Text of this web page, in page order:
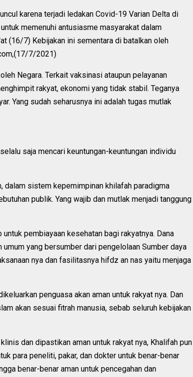
karena terjadi ledakan Covid-19 Varian Delta di
memenuhi antusiasme masyarakat dalam
(16/7) Kebijakan ini sementara di batalkan oleh
7/2021)
Negara. Terkait vaksinasi ataupun pelayanan
rakyat, ekonomi yang tidak stabil. Teganya
Yang sudah seharusnya ini adalah tugas mutlak
saja mencari keuntungan-keuntungan individu
dalam sistem kepemimpinan khilafah paradigma
publik. Yang wajib dan mutlak menjadi tanggung
pembiayaan kesehatan bagi rakyatnya. Dana
yang bersumber dari pengelolaan Sumber daya
nya dan fasilitasnya hifdz an nas yaitu menjaga
penguasa akan aman untuk rakyat nya. Dan
akan sesuai fitrah manusia, sebab seluruh kebijakan
dan dipastikan aman untuk rakyat nya, Khalifah pun
para peneliti, pakar, dan dokter untuk benar-benar
benar-benar aman untuk pencegahan dan